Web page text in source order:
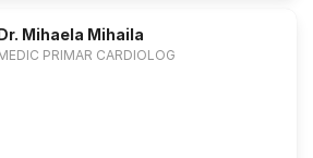
Mihaela Mihaila
PRIMAR CARDIOLOG